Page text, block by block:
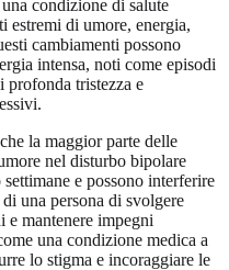
condizione di salute
estremi di umore, energia,
cambiamenti possono
intensa, noti come episodi
profonda tristezza e
la maggior parte delle
nel disturbo bipolare
e possono interferire
una persona di svolgere
mantenere impegni
una condizione medica a
lo stigma e incoraggiare le